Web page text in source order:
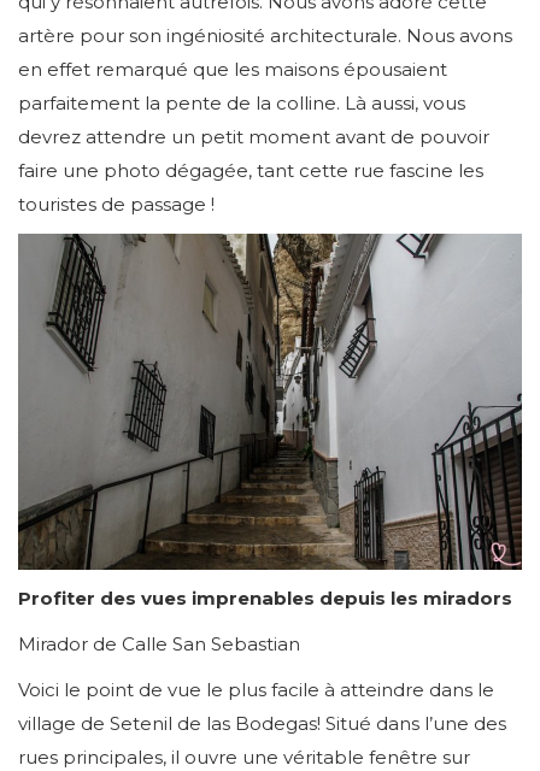
artère pour son ingéniosité architecturale. Nous avons
en effet remarqué que les maisons épousaient
parfaitement la pente de la colline. Là aussi, vous
devrez attendre un petit moment avant de pouvoir
faire une photo dégagée, tant cette rue fascine les
touristes de passage !
Profiter des vues imprenables depuis les miradors
Mirador de Calle San Sebastian
Voici le point de vue le plus facile à atteindre dans le
village de Setenil de las Bodegas! Situé dans l’une des
rues principales, il ouvre une véritable fenêtre sur